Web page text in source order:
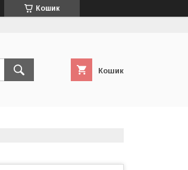
Кошик
Кошик